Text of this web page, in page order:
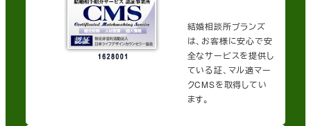
結婚相談所ブランズ
は、お客様に安心で安
全なサービスを提供し
ている証、マル適マー
クCMSを取得してい
ます。